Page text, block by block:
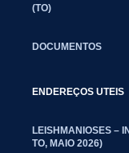
(TO)
DOCUMENTOS
ENDEREÇOS UTEIS
LEISHMANIOSES –
TO, MAIO 2026)